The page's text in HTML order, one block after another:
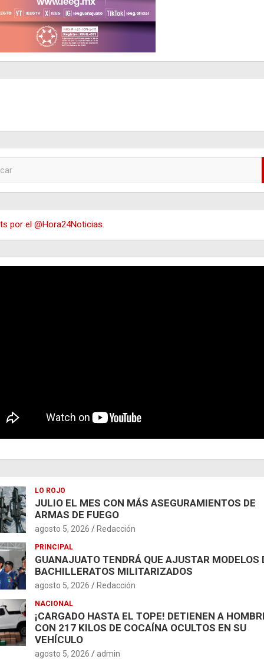
por el @Hora24Noticias.
LO ROJO
JULIO EL MES CON MÁS ASEGURAMIENTOS DE
ARMAS DE FUEGO
agosto 5, 2026 Redacción
PRINCIPAL
GUANAJUATO TENDRÁ QUE AJUSTAR MODELOS
BACHILLERATOS MILITARIZADOS
agosto 5, 2026 Redacción
NACIONAL
¡CARGADO HASTA EL TOPE! DETIENEN A
CON 217 KILOS DE COCAÍNA OCULTOS EN SU
VEHÍCULO
agosto 5, 2026 admin